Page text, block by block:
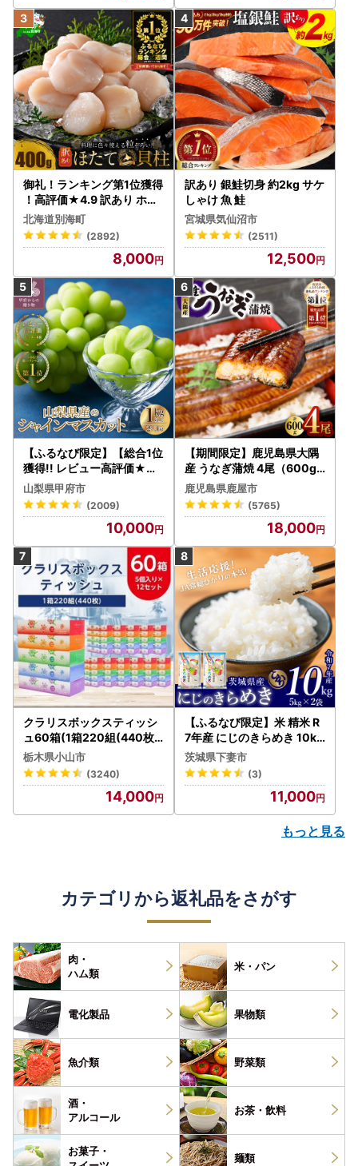
御礼！ランキング第1位獲得
！高評価★4.9 訳あり ホタ
テ 400g（ほたて 帆立 貝柱
冷凍 ）
北海道別海町
(2892)
8,000
訳あり 銀鮭切身 約2kg サケ
しゃけ 魚 鮭
宮城県気仙沼市
(2511)
12,500
【ふるなび限定】【総合1位
獲得!! レビュー高評価★】
〈2026年度配送分〉山梨
県産 シャインマスカット 2
～3房（1.0kg以上）シャイ
ン フルーツ FN-Limited-S
P
山梨県甲府市
(2009)
10,000
【期間限定】鹿児島県大隅
産 うなぎ蒲焼 4尾（600g
） KN007-004-04-cp18
うなぎ 鰻 魚 惣菜 総菜
鹿児島県鹿屋市
(5765)
18,000
クラリスボックスティッシ
ュ60箱(1箱220組(440枚))
(5個入り×12セット)【配送
不可地域：離島・沖縄県】
【1256759】
栃木県小山市
(3240)
14,000
【ふるなび限定】米 精米 R
7年産 にじのきらめき 10kg
10月 FN-Limited-PR
茨城県下妻市
(3)
11,000
もっと見る
カテゴリから返礼品をさがす
肉・
ハム類
米・パン
電化製品 果物類
魚介類 野菜類
酒・
アルコール
お茶・ 飲料
お菓子・
麺類